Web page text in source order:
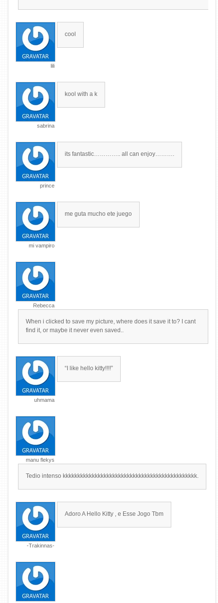
lili
cool
sabrina
kool with a k
prince
its fantastic………….. all can enjoy……….
mi vampiro
me guta mucho ete juego
Rebecca
When i clicked to save my picture, where does it save it to? I cant
find it, or maybe it never even saved..
uhmama
“I like hello kitty!!!!”
manu flekys
Tedio intenso kkkkkkkkkkkkkkkkkkkkkkkkkkkkkkkkkkkkkkkkkkkkkk.
-Trakinnas-
Adoro A Hello Kitty , e Esse Jogo Tbm